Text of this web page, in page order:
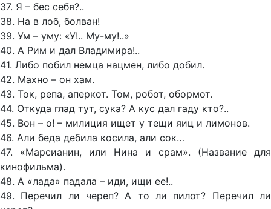
37. Я – бес себя?..
38. На в лоб, болван!
39. Ум – уму: «У!.. Му-му!..»
40. А Рим и дал Владимира!..
41. Либо побил немца нацмен, либо добил.
42. Махно – он хам.
43. Ток, репа, аперкот. Том, робот, обормот.
44. Откуда глад тут, сука? А кус дал гаду кто?..
45. Вон – о! – милиция ищет у тещи яиц и лимонов.
46. Али беда дебила косила, али сок…
47. «Марсианин, или Нина и срам». (Название для
кинофильма).
48. А «лада» падала – иди, ищи ее!..
49. Перечил ли череп? А то ли пилот? Перечил ли